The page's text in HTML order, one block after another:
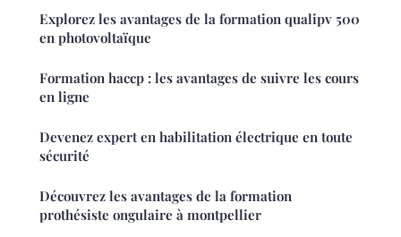
Explorez les avantages de la formation qualipv 500
en photovoltaïque
Formation haccp : les avantages de suivre les cours
en ligne
Devenez expert en habilitation électrique en toute
sécurité
Découvrez les avantages de la formation
prothésiste ongulaire à montpellier